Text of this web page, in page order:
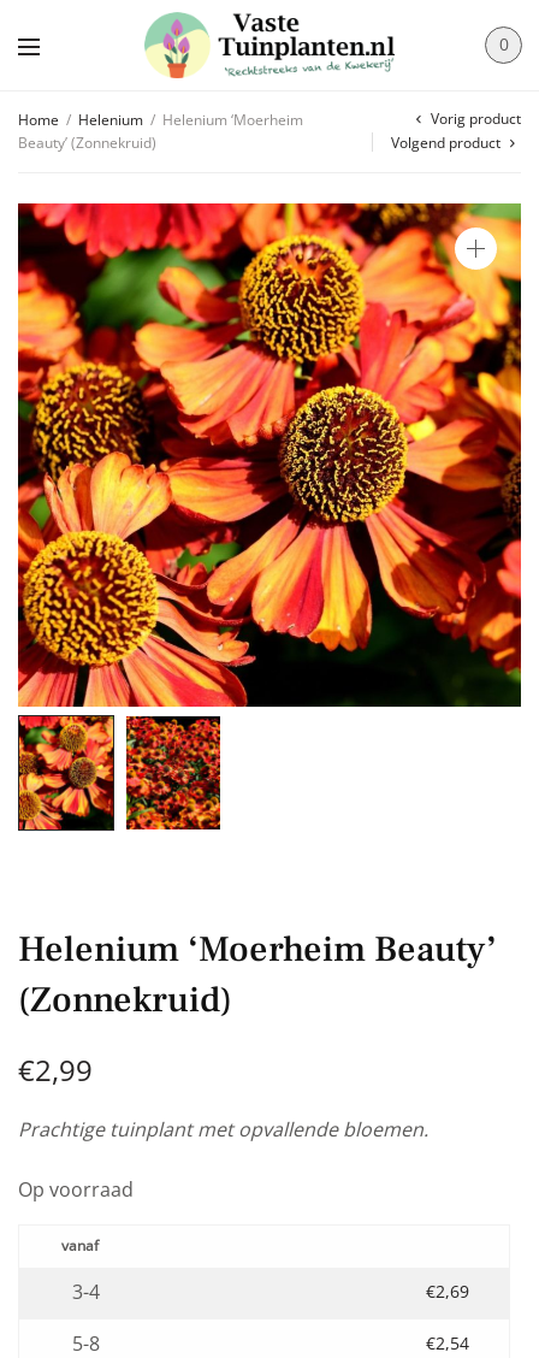
0
Home / Helenium / Helenium ‘Moerheim
Beauty’ (Zonnekruid)
Vorig product
Volgend product
Helenium ‘Moerheim Beauty’
(Zonnekruid)
€2,99
Prachtige tuinplant met opvallende bloemen.
Op voorraad
3-4 €2,69
5-8 €2,54